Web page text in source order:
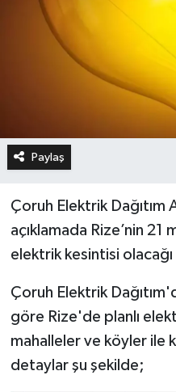
Paylaş
Çoruh Elektrik Dağıtım
açıklamada Rize’nin 21
elektrik kesintisi
Çoruh Elektrik
göre Rize'de planlı
mahalleler ve köyler ile
detaylar şu şekilde;